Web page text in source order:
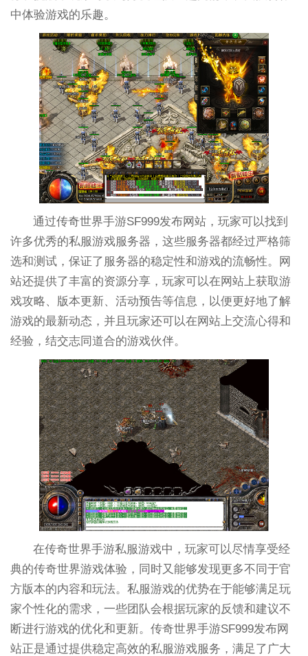
中体验游戏的乐趣。
通过传奇世界手游SF999发布网站，玩家可以找到
许多优秀的私服游戏服务器，这些服务器都经过严格筛
选和测试，保证了服务器的稳定性和游戏的流畅性。网
站还提供了丰富的资源分享，玩家可以在网站上获取游
戏攻略、版本更新、活动预告等信息，以便更好地了解
游戏的最新动态，并且玩家还可以在网站上交流心得和
经验，结交志同道合的游戏伙伴。
在传奇世界手游私服游戏中，玩家可以尽情享受经
典的传奇世界游戏体验，同时又能够发现更多不同于官
方版本的内容和玩法。私服游戏的优势在于能够满足玩
家个性化的需求，一些团队会根据玩家的反馈和建议不
断进行游戏的优化和更新。传奇世界手游SF999发布网
站正是通过提供稳定高效的私服游戏服务，满足了广大